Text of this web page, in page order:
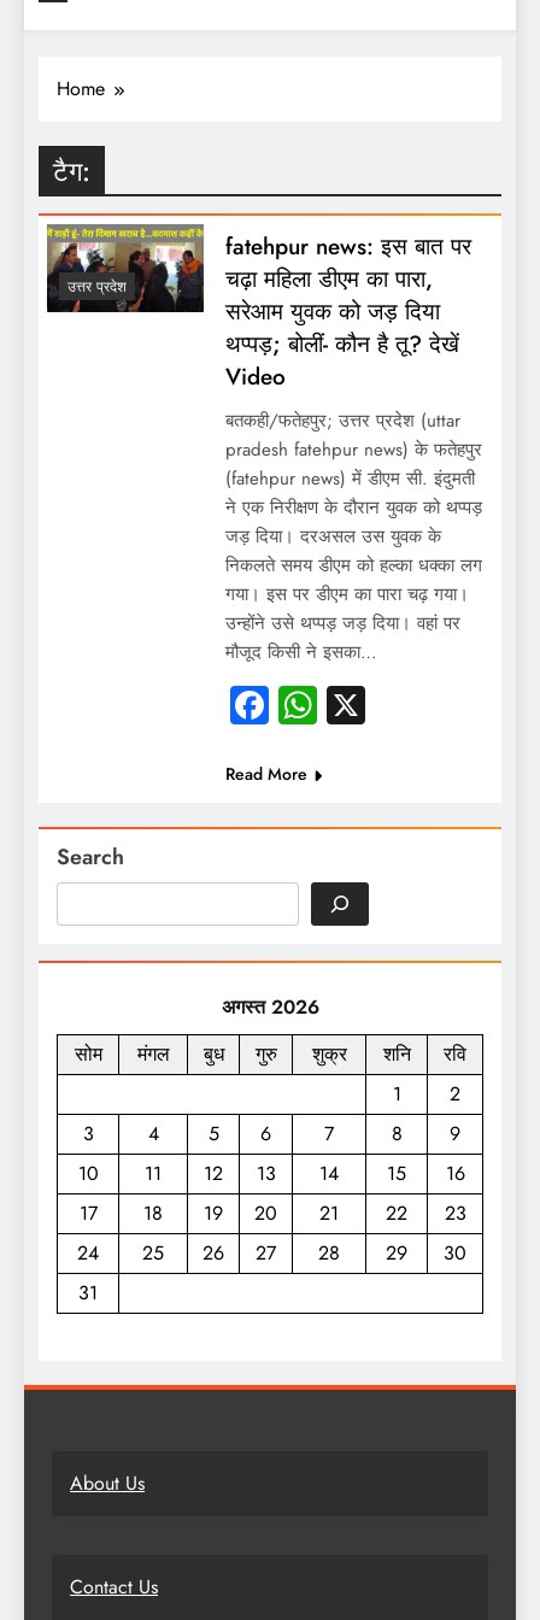
Home
टैग:
उत्तर प्रदेश
fatehpur news: इस बात पर
चढ़ा महिला डीएम का पारा,
सरेआम युवक को जड़ दिया
थप्पड़; बोलीं- कौन है तू? देखें
Video
बतकही/फतेहपुर; उत्तर प्रदेश (uttar
pradesh fatehpur news) के फतेहपुर
(fatehpur news) में डीएम सी. इंदुमती
ने एक निरीक्षण के दौरान युवक को थप्पड़
जड़ दिया। दरअसल उस युवक के
निकलते समय डीएम को हल्का धक्का लग
गया। इस पर डीएम का पारा चढ़ गया।
उन्होंने उसे थप्पड़ जड़ दिया। वहां पर
मौजूद किसी ने इसका…
Facebook
WhatsApp
X
Read More
Search
अगस्त 2026
सोम
मंगल बुध गुरु शुक्र शनि
रवि
1
2
3
4 5 6 7 8
9
10
11 12 13 14 15
16
17
18 19 20 21 22
23
24
25 26 27 28 29
30
31
About Us
Contact Us